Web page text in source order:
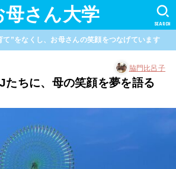
母さん大学 SEARCH
て”をなくし、お母さんの笑顔をつなげています
脇門比呂子
たちに、母の笑顔を夢を語る